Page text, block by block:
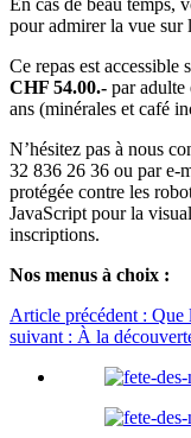
pour admirer la vue sur
Ce repas est
CHF 54.00.- par adulte
ans (minérales et café
N’hésitez pas à nous
32 836 26 36 ou par e-
protégée contre les
JavaScript pour la
inscriptions.
Nos menus à choix :
Article précédent : Que
suivant : À la